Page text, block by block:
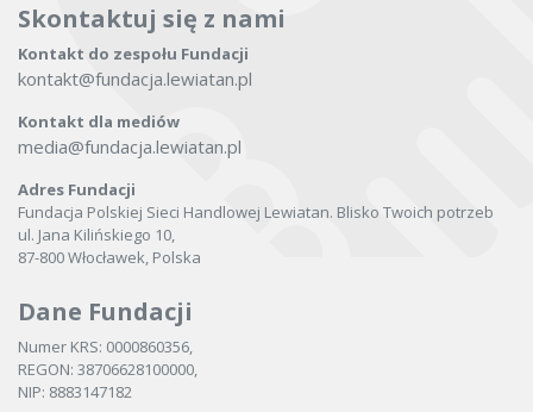
Skontaktuj się z nami
Kontakt do zespołu Fundacji
kontakt@fundacja.lewiatan.pl
Kontakt dla mediów
media@fundacja.lewiatan.pl
Adres Fundacji
Fundacja Polskiej Sieci Handlowej Lewiatan. Blisko Twoich potrzeb
ul. Jana Kilińskiego 10,
87-800 Włocławek, Polska
Dane Fundacji
Numer KRS: 0000860356,
REGON: 38706628100000,
NIP: 8883147182